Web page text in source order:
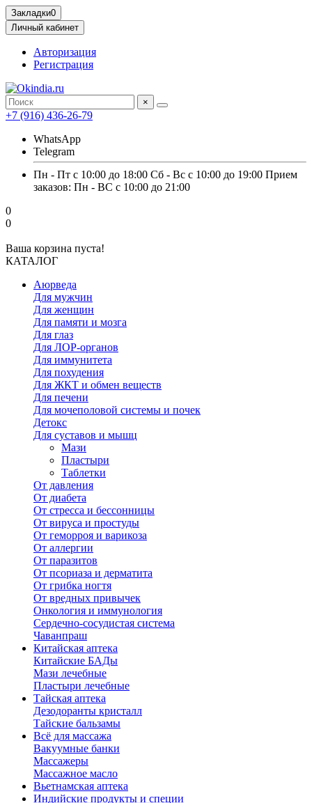
Закладки0
Личный кабинет
Авторизация
Регистрация
×
+7 (916) 436-26-79
WhatsApp
Telegram
Пн - Пт с 10:00 до 18:00 Сб - Вс с 10:00 до 19:00 Прием
заказов: Пн - ВС с 10:00 до 21:00
0
0
Ваша корзина пуста!
КАТАЛОГ
Аюрведа
Для мужчин
Для женщин
Для памяти и мозга
Для глаз
Для ЛОР-органов
Для иммунитета
Для похудения
Для ЖКТ и обмен веществ
Для печени
Для мочеполовой системы и почек
Детокс
Для суставов и мышц
Мази
Пластыри
Таблетки
От давления
От диабета
От стресса и бессонницы
От вируса и простуды
От геморроя и варикоза
От аллергии
От паразитов
От псориаза и дерматита
От грибка ногтя
От вредных привычек
Онкология и иммунология
Сердечно-сосудистая система
Чаванпраш
Китайская аптека
Китайские БАДы
Мази лечебные
Пластыри лечебные
Тайская аптека
Дезодоранты кристалл
Тайские бальзамы
Всё для массажа
Вакуумные банки
Массажеры
Массажное масло
Вьетнамская аптека
Индийские продукты и специи